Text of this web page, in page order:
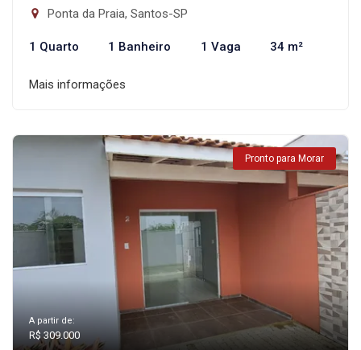
Ponta da Praia, Santos-SP
1 Quarto 1 Banheiro 1 Vaga 34 m²
Mais informações
Pronto para Morar
A partir de:
R$ 309.000